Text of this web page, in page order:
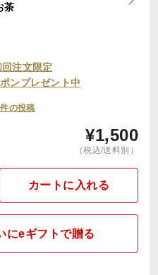
茶
注文限定
ンプレゼント中
の投稿
¥1,500
（税込/送料別）
カートに入れる
にeギフトで贈る